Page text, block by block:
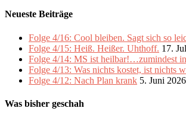
Neueste Beiträge
Folge 4/16: Cool bleiben. Sagt sich so
Folge 4/15: Heiß. Heißer. Uhthoff. 17.
Folge 4/14: MS ist heilbar!…zumindest
Folge 4/13: Was nichts kostet, ist nichts
Folge 4/12: Nach Plan krank 5. Juni 2026
Was bisher geschah